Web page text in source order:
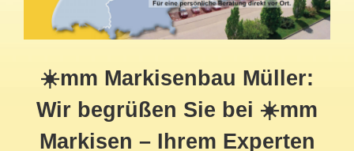
☀️mm Markisenbau Müller:
Wir begrüßen Sie bei ☀️mm
Markisen – Ihrem Experten